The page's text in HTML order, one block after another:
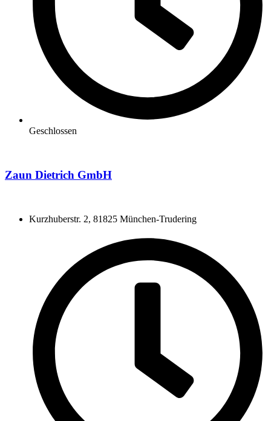
Geschlossen
Zaun Dietrich GmbH
Kurzhuberstr. 2, 81825 München-Trudering